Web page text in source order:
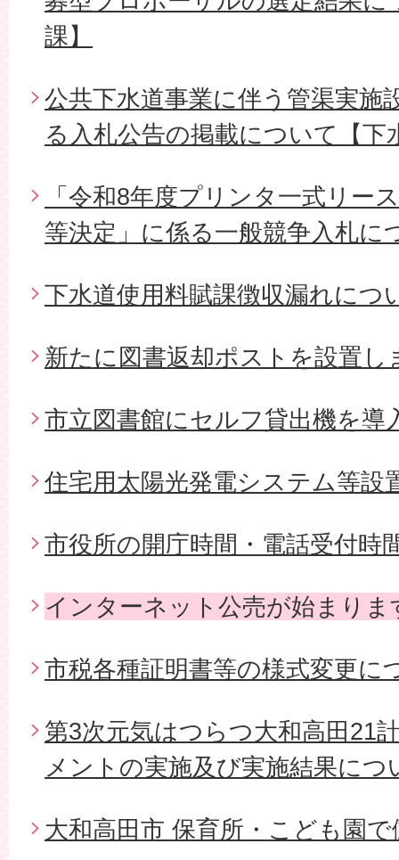
課】
公共下水道事業に伴う管渠実施
る入札公告の掲載について【下
「令和8年度プリンタ一式リー
等決定」に係る一般競争入札に
下水道使用料賦課徴収漏れにつ
新たに図書返却ポストを設置し
市立図書館にセルフ貸出機を導
住宅用太陽光発電システム等設
市役所の開庁時間・電話受付時
インターネット公売が始まりま
市税各種証明書等の様式変更に
第3次元気はつらつ大和高田21
メントの実施及び実施結果につ
大和高田市 保育所・こども園